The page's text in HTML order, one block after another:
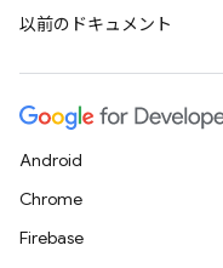
以前のドキュメント
Android
Chrome
Firebase